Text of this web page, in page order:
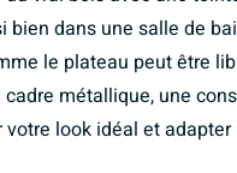
bien dans une salle de
le plateau peut être
métallique, une
look idéal et